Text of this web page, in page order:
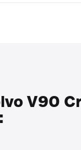
V90